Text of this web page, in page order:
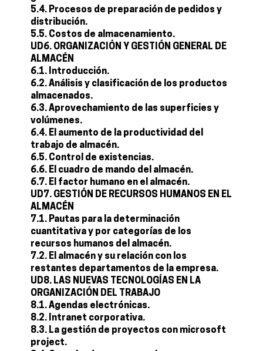
5.4. Procesos de preparación de pedidos y
distribución.
5.5. Costos de almacenamiento.
UD6. ORGANIZACIÓN Y GESTIÓN GENERAL DE
ALMACÉN
6.1. Introducción.
6.2. Análisis y clasificación de los productos
almacenados.
6.3. Aprovechamiento de las superficies y
volúmenes.
6.4. El aumento de la productividad del
trabajo de almacén.
6.5. Control de existencias.
6.6. El cuadro de mando del almacén.
6.7. El factor humano en el almacén.
UD7. GESTIÓN DE RECURSOS HUMANOS EN EL
ALMACÉN
7.1. Pautas para la determinación
cuantitativa y por categorías de los
recursos humanos del almacén.
7.2. El almacén y su relación con los
restantes departamentos de la empresa.
UD8. LAS NUEVAS TECNOLOGÍAS EN LA
ORGANIZACIÓN DEL TRABAJO
8.1. Agendas electrónicas.
8.2. Intranet corporativa.
8.3. La gestión de proyectos con microsoft
project.